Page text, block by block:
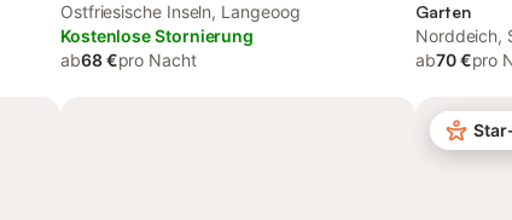
Ostfriesische Inseln, Langeoog
Kostenlose Stornierung
ab68 €pro Nacht
Garten
Norddeich,
ab70 €pro